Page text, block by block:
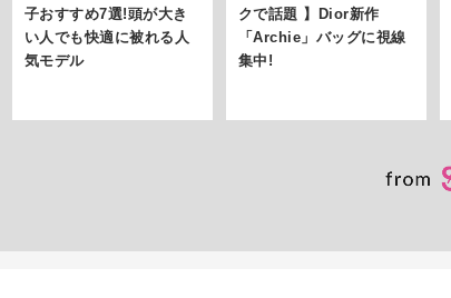
子おすすめ7選!頭が大き
い人でも快適に被れる人
気モデル
クで話題 】Dior新作
「Archie」バッグに視線
集中!